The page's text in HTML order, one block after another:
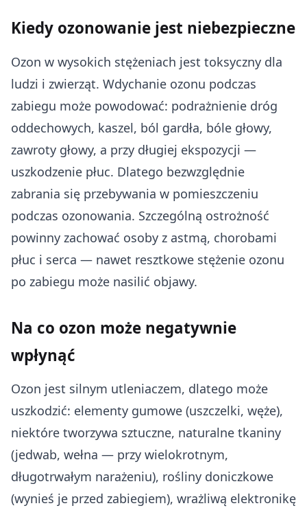
Kiedy ozonowanie jest niebezpieczne
Ozon w wysokich stężeniach jest toksyczny dla
ludzi i zwierząt. Wdychanie ozonu podczas
zabiegu może powodować: podrażnienie dróg
oddechowych, kaszel, ból gardła, bóle głowy,
zawroty głowy, a przy długiej ekspozycji —
uszkodzenie płuc. Dlatego bezwzględnie
zabrania się przebywania w pomieszczeniu
podczas ozonowania. Szczególną ostrożność
powinny zachować osoby z astmą, chorobami
płuc i serca — nawet resztkowe stężenie ozonu
po zabiegu może nasilić objawy.
Na co ozon może negatywnie
wpłynąć
Ozon jest silnym utleniaczem, dlatego może
uszkodzić: elementy gumowe (uszczelki, węże),
niektóre tworzywa sztuczne, naturalne tkaniny
(jedwab, wełna — przy wielokrotnym,
długotrwałym narażeniu), rośliny doniczkowe
(wynieś je przed zabiegiem), wrażliwą elektronikę